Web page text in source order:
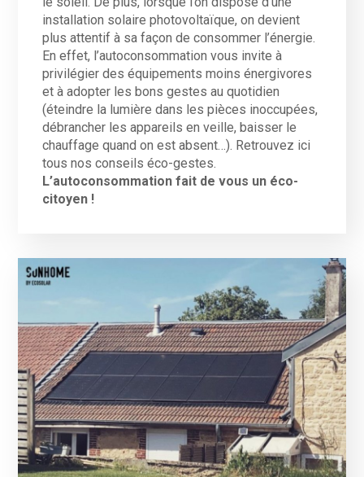
installation solaire photovoltaïque, on devient
plus attentif à sa façon de consommer l’énergie.
En effet, l’autoconsommation vous invite à
privilégier des équipements moins énergivores
et à adopter les bons gestes au quotidien
(éteindre la lumière dans les pièces inoccupées,
débrancher les appareils en veille, baisser le
chauffage quand on est absent…). Retrouvez ici
tous nos conseils éco-gestes.
L’autoconsommation fait de vous un éco-
citoyen !